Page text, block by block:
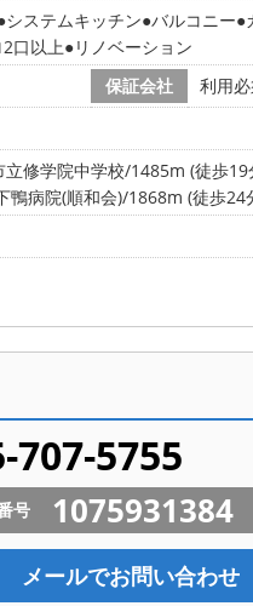
システムキッチン バルコニー
2口以上 リノベーション
保証会社
利用
立修学院中学校/1485m (徒歩19
鴨病院(順和会)/1868m (徒歩24
707-5755
号 1075931384
メールでお問い合わせ